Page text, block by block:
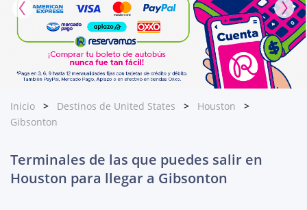
Inicio Destinos de United States
Houston
Gibsonton
Terminales de las que puedes salir en
Houston para llegar a Gibsonton